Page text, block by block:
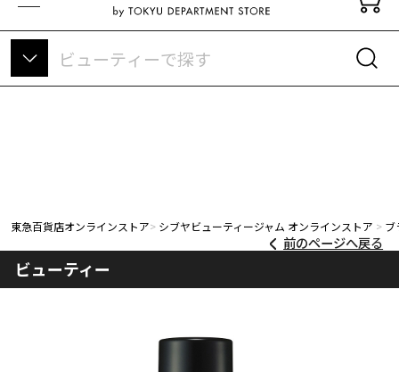
東急百貨店オンラインストアについて
東急百貨店オンラインストア シブヤビューティージャム オンラインストア ブ
前のページへ戻る
ビューティー